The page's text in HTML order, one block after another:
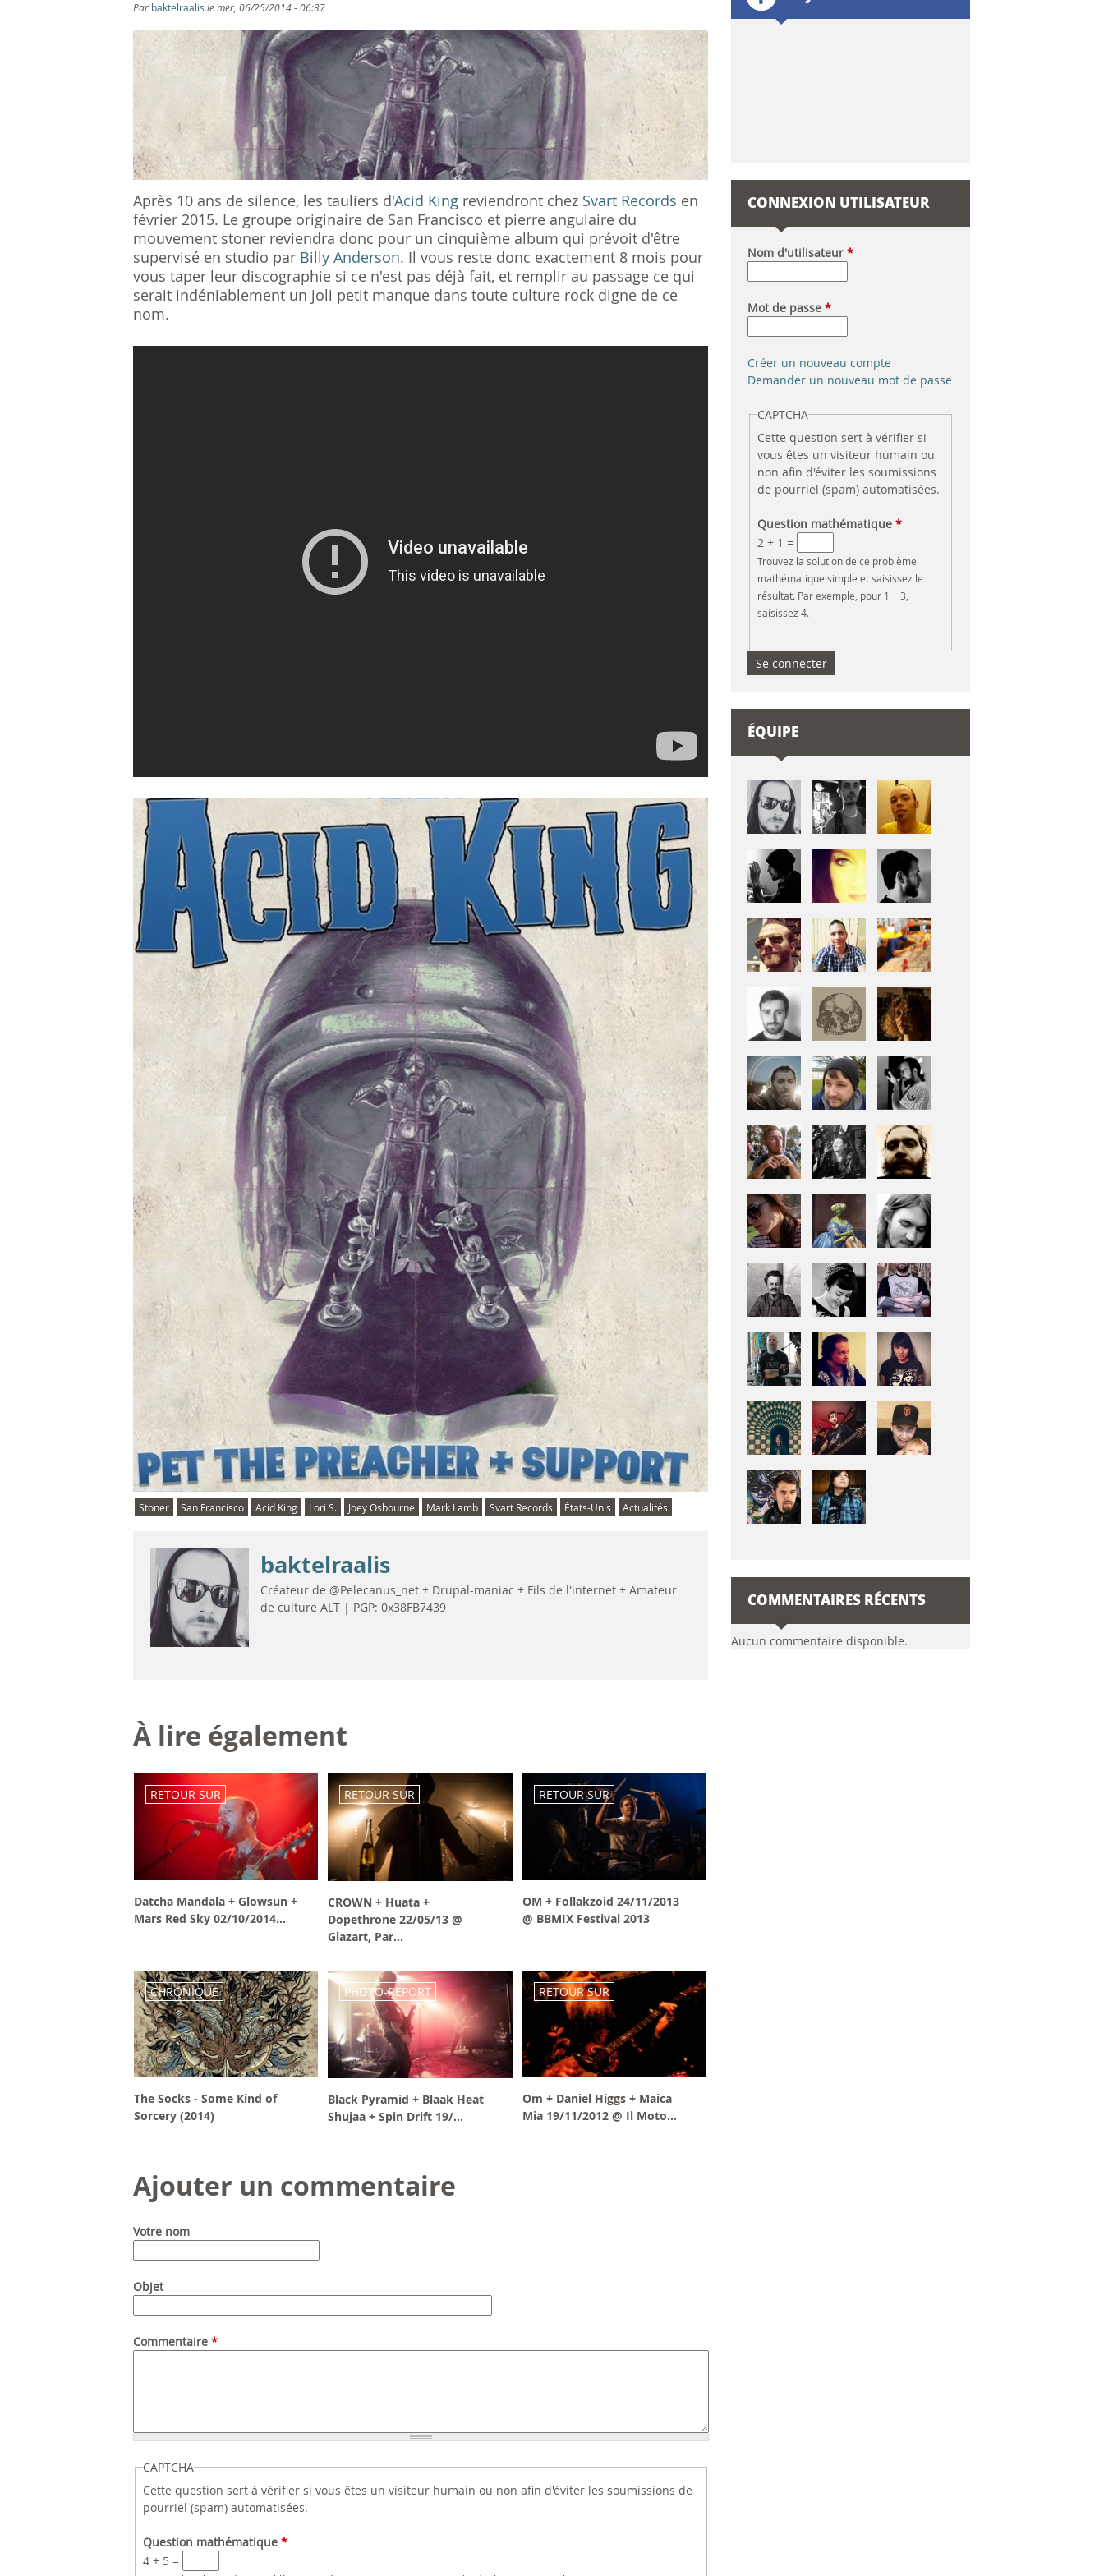
l
d
e
r
e
c
h
e
r
c
h
e
ê
t
s
i
c
i
Par baktelraalis le mer, 06/25/2014 - 06:37
Après 10 ans de silence, les tauliers d'Acid King reviendront chez Svart Records en
février 2015. Le groupe originaire de San Francisco et pierre angulaire du
mouvement stoner reviendra donc pour un cinquième album qui prévoit d'être
supervisé en studio par Billy Anderson. Il vous reste donc exactement 8 mois pour
vous taper leur discographie si ce n'est pas déjà fait, et remplir au passage ce qui
serait indéniablement un joli petit manque dans toute culture rock digne de ce
nom.
Stoner San Francisco Acid King Lori S. Joey Osbourne Mark Lamb Svart Records États-Unis Actualités
baktelraalis
Créateur de @Pelecanus_net + Drupal-maniac + Fils de l'internet + Amateur
de culture ALT | PGP: 0x38FB7439
À lire également
RETOUR SUR
Datcha Mandala + Glowsun +
Mars Red Sky 02/10/2014...
RETOUR SUR
CROWN + Huata +
Dopethrone 22/05/13 @
Glazart, Par...
RETOUR SUR
OM + Follakzoid 24/11/2013
@ BBMIX Festival 2013
CHRONIQUE
The Socks - Some Kind of
Sorcery (2014)
PHOTO-REPORT
Black Pyramid + Blaak Heat
Shujaa + Spin Drift 19/...
RETOUR SUR
Om + Daniel Higgs + Maica
Mia 19/11/2012 @ Il Moto...
Ajouter un commentaire
Votre nom
Objet
Commentaire *
CAPTCHA
Cette question sert à vérifier si vous êtes un visiteur humain ou non afin d'éviter les soumissions de
pourriel (spam) automatisées.
Question mathématique *
4 + 5 =
CONNEXION UTILISATEUR
Nom d'utilisateur*
Mot de passe*
Créer un nouveau compte
Demander un nouveau mot de passe
CAPTCHA
Cette question sert à vérifier si
vous êtes un visiteur humain ou
non afin d'éviter les soumissions
de pourriel (spam) automatisées.
Question mathématique*
2 + 1 =
Trouvez la solution de ce problème
mathématique simple et saisissez le
résultat. Par exemple, pour 1 + 3,
saisissez 4.
ÉQUIPE
COMMENTAIRES RÉCENTS
Aucun commentaire disponible.